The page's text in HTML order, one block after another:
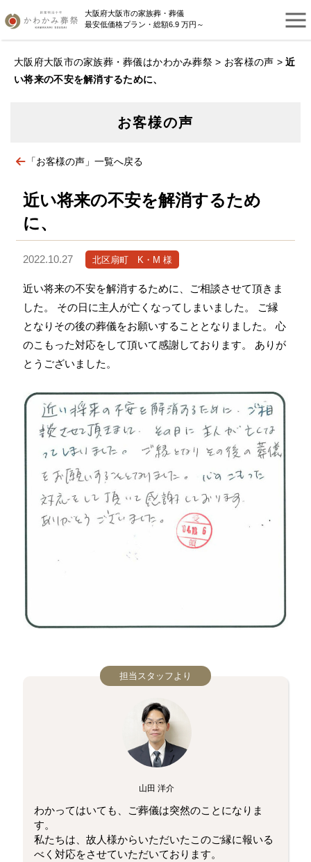
大阪府大阪市の家族葬・葬儀
最安低価格プラン・総額6.9 万円～
大阪府大阪市の家族葬・葬儀はかわかみ葬祭 > お客様の声 >近
い将来の不安を解消するために、
お客様の声
「お客様の声」一覧へ戻る
近い将来の不安を解消するため
に、
2022.10.27 北区扇町 K・M 様
近い将来の不安を解消するために、ご相談させて頂きま
した。 その日に主人が亡くなってしまいました。 ご縁
となりその後の葬儀をお願いすることとなりました。 心
のこもった対応をして頂いて感謝しております。 ありが
とうございました。
担当スタッフより
山田 洋介
わかってはいても、ご葬儀は突然のことになりま
す。
私たちは、故人様からいただいたこのご縁に報いる
べく対応をさせていただいております。